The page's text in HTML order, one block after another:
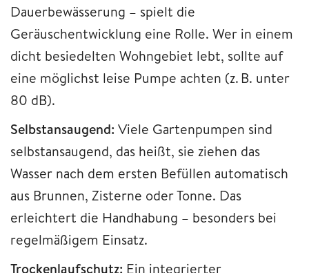
Dauerbewässerung – spielt die
Geräuschentwicklung eine Rolle. Wer in einem
dicht besiedelten Wohngebiet lebt, sollte auf
eine möglichst leise Pumpe achten (z. B. unter
80 dB).
Selbstansaugend: Viele Gartenpumpen sind
selbstansaugend, das heißt, sie ziehen das
Wasser nach dem ersten Befüllen automatisch
aus Brunnen, Zisterne oder Tonne. Das
erleichtert die Handhabung – besonders bei
regelmäßigem Einsatz.
Trockenlaufschutz: Ein integrierter